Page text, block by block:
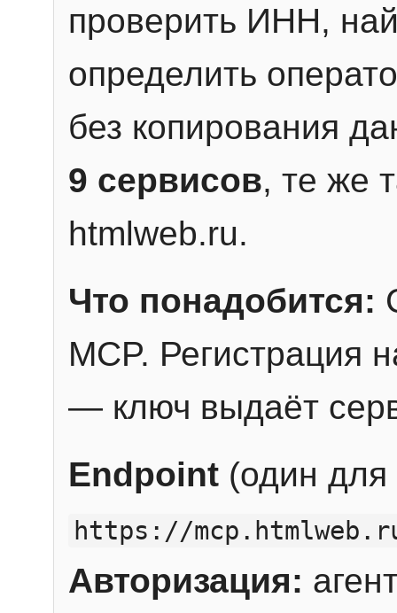
проверить ИНН,
определить
без копирования
9 сервисов, те же
htmlweb.ru.
Что понадобится:
MCP. Регистрация
— ключ выдаёт
Endpoint (один для
https://
Авторизация: